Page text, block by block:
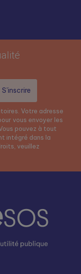
Votre adresse
vous envoyer les
pouvez à tout
intégré dans la
veuillez